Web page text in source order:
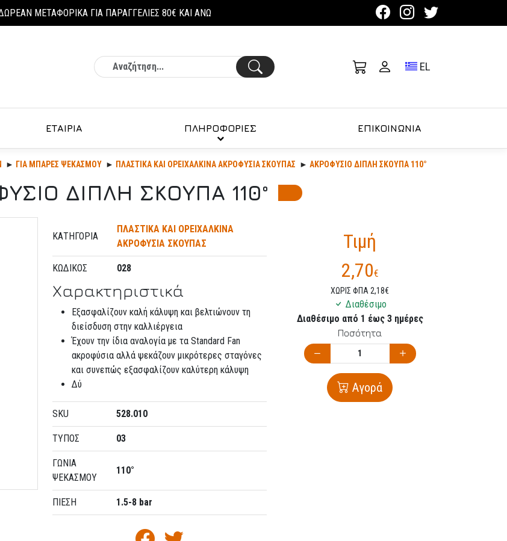
Toggle language
EL
ΜΕΤΑΦΟΡΙΚΑ ΓΙΑ ΠΑΡΑΓΓΕΛΙΕΣ 80€ ΚΑΙ ΑΝΩ
ΕΤΑΙΡΙΑ ΠΛΗΡΟΦΟΡΙΕΣ ΕΠΙΚΟΙΝΩΝΙΑ
ΓΙΑ ΜΠΑΡΕΣ ΨΕΚΑΣΜΟΥ ΠΛΑΣΤΙΚΑ ΚΑΙ ΟΡΕΙΧΑΛΚΙΝΑ ΑΚΡΟΦΥΣΙΑ ΣΚΟΥΠΑΣ ΑΚΡΟΦΥΣΙΟ ΔΙΠΛΗ ΣΚΟΥΠΑ 110°
ΔΙΠΛΗ ΣΚΟΥΠΑ 110°
ΚΑΤΗΓΟΡΊΑ
ΠΛΑΣΤΙΚΑ ΚΑΙ ΟΡΕΙΧΑΛΚΙΝΑ
ΑΚΡΟΦΥΣΙΑ ΣΚΟΥΠΑΣ
ΚΩΔΙΚΌΣ 028
Χαρακτηριστικά
Εξασφαλίζουν καλή κάλυψη και βελτιώνουν τη
διείσδυση στην καλλιέργεια
Έχουν την ίδια αναλογία με τα Standard Fan
ακροφύσια αλλά ψεκάζουν μικρότερες σταγόνες
και συνεπώς εξασφαλίζουν καλύτερη κάλυψη
Δύ
SKU 528.010
ΤΥΠΟΣ 03
ΓΩΝΙΑ
ΨΕΚΑΣΜΟΥ
110°
ΠΙΕΣΗ 1.5-8 bar
Τιμή
2,70€
ΧΩΡΙΣ ΦΠΑ 2,18€
Διαθέσιμο
Διαθέσιμο από 1 έως 3 ημέρες
Ποσότητα
Αγορά